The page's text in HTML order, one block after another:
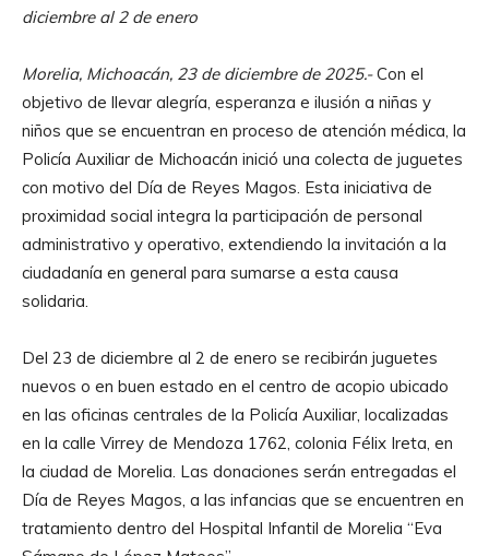
diciembre al 2 de enero
Morelia, Michoacán, 23 de diciembre de 2025.-Con el
objetivo de llevar alegría, esperanza e ilusión a niñas y
niños que se encuentran en proceso de atención médica, la
Policía Auxiliar de Michoacán inició una colecta de juguetes
con motivo del Día de Reyes Magos. Esta iniciativa de
proximidad social integra la participación de personal
administrativo y operativo, extendiendo la invitación a la
ciudadanía en general para sumarse a esta causa
solidaria.
Del 23 de diciembre al 2 de enero se recibirán juguetes
nuevos o en buen estado en el centro de acopio ubicado
en las oficinas centrales de la Policía Auxiliar, localizadas
en la calle Virrey de Mendoza 1762, colonia Félix Ireta, en
la ciudad de Morelia. Las donaciones serán entregadas el
Día de Reyes Magos, a las infancias que se encuentren en
tratamiento dentro del Hospital Infantil de Morelia “Eva